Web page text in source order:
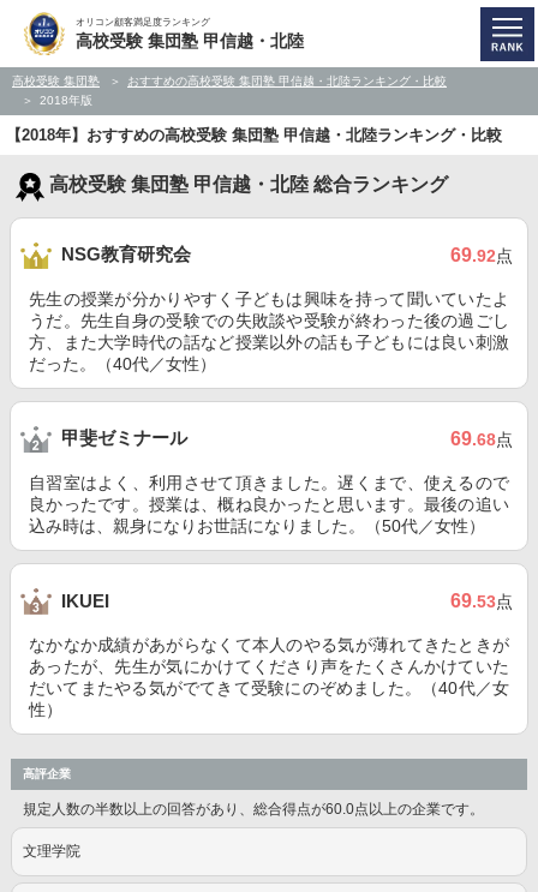
オリコン顧客満足度ランキング
高校受験 集団塾 甲信越・北陸
高校受験 集団塾
おすすめの高校受験 集団塾 甲信越・北陸ランキング・比較
2018年版
【2018年】おすすめの高校受験 集団塾 甲信越・北陸ランキング・比較
高校受験 集団塾 甲信越・北陸 総合ランキング
NSG教育研究会 69.92点
先生の授業が分かりやすく子どもは興味を持って聞いていたよ
うだ。先生自身の受験での失敗談や受験が終わった後の過ごし
方、また大学時代の話など授業以外の話も子どもには良い刺激
だった。（40代／女性）
甲斐ゼミナール 69.68点
自習室はよく、利用させて頂きました。遅くまで、使えるので
良かったです。授業は、概ね良かったと思います。最後の追い
込み時は、親身になりお世話になりました。（50代／女性）
IKUEI 69.53点
なかなか成績があがらなくて本人のやる気が薄れてきたときが
あったが、先生が気にかけてくださり声をたくさんかけていた
だいてまたやる気がでてきて受験にのぞめました。（40代／女
性）
高評企業
規定人数の半数以上の回答があり、総合得点が60.0点以上の企業です。
文理学院